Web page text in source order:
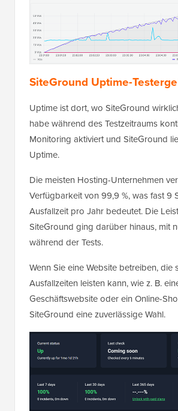
SiteGround Uptime-
Uptime ist dort, wo SiteGround
habe während des Testzeitraums
Monitoring aktiviert und SiteGround
Uptime.
Die meisten Hosting-Unternehmen
Verfügbarkeit von 99,9 %, was fast 9
Ausfallzeit pro Jahr bedeutet. Die
SiteGround ging darüber hinaus, mit
während der Tests.
Wenn Sie eine Website betreiben, die
Ausfallzeiten leisten kann, wie z. B.
Geschäftswebsite oder ein Online-
SiteGround eine zuverlässige Wahl.